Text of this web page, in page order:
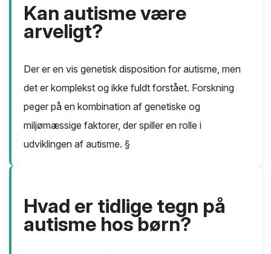
Kan autisme være
arveligt?
Der er en vis genetisk disposition for autisme, men
det er komplekst og ikke fuldt forstået. Forskning
peger på en kombination af genetiske og
miljømæssige faktorer, der spiller en rolle i
udviklingen af autisme. §
Hvad er tidlige tegn på
autisme hos børn?